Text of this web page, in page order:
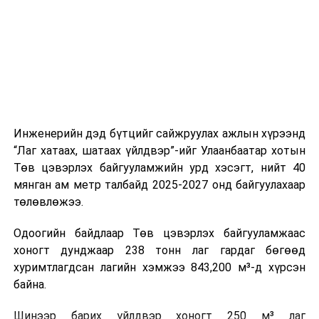
өдөр тутмын ажлын бэлэн байдлыг хангах зэрэг
практик ур чадварыг сургалтын хөтөлбөрт тусгажээ.
Сургалтыг танилцуулах лекц, асуулт-хариулт,
жишээнд суурилсан сургалт, багаар ажиллах дасгал,
танилцах, онцгой нөхцөлд ажиллах дадлага зэрэг
онол, практик хосолсон хэлбэрээр зохион байгуулж
байна.
Инженерийн дэд бүтцийг сайжруулах ажлын хүрээнд
“Лаг хатаах, шатаах үйлдвэр”-ийг Улаанбаатар хотын
Төв цэвэрлэх байгууламжийн урд хэсэгт, нийт 40
мянган ам метр талбайд 2025-2027 онд байгуулахаар
төлөвлөжээ.
Одоогийн байдлаар Төв цэвэрлэх байгууламжаас
хоногт дунджаар 238 тонн лаг гардаг бөгөөд
хуримтлагдсан лагийн хэмжээ 843,200 м³-д хүрсэн
байна.
Шинээр барих үйлдвэр хоногт 250 м³ лаг